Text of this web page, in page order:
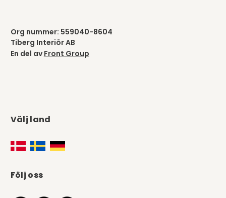
Org nummer: 559040-8604
Tiberg Interiör AB
En del av Front Group
Välj land
Följ oss